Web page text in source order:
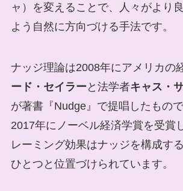
ャ）を変えることで、人々がより
よう自然に方向づける手法です。
ナッジ理論は2008年にアメリカの
ード・セイラー と法学者キャス・
が著書『Nudge』で提唱したもの
2017年にノーベル経済学賞を受賞
レーミング効果はナッジを構成す
ひとつと位置づけられています。